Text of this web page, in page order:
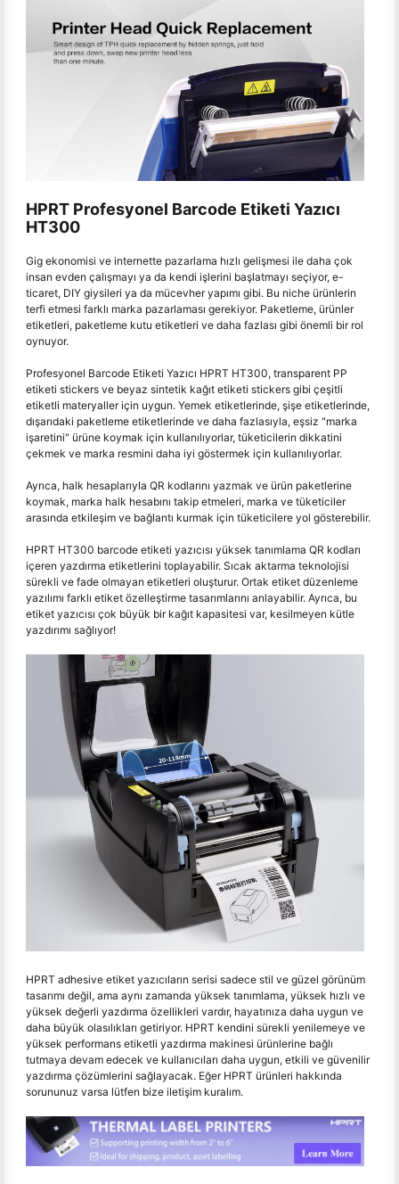
HPRT Profesyonel Barcode Etiketi Yazıcı
HT300
Gig ekonomisi ve internette pazarlama hızlı gelişmesi ile daha çok
insan evden çalışmayı ya da kendi işlerini başlatmayı seçiyor, e-
ticaret, DIY giysileri ya da mücevher yapımı gibi. Bu niche ürünlerin
terfi etmesi farklı marka pazarlaması gerekiyor. Paketleme, ürünler
etiketleri, paketleme kutu etiketleri ve daha fazlası gibi önemli bir rol
oynuyor.
Profesyonel Barcode Etiketi Yazıcı HPRT HT300, transparent PP
etiketi stickers ve beyaz sintetik kağıt etiketi stickers gibi çeşitli
etiketli materyaller için uygun. Yemek etiketlerinde, şişe etiketlerinde,
dışarıdaki paketleme etiketlerinde ve daha fazlasıyla, eşsiz "marka
işaretini" ürüne koymak için kullanılıyorlar, tüketicilerin dikkatini
çekmek ve marka resmini daha iyi göstermek için kullanılıyorlar.
Ayrıca, halk hesaplarıyla QR kodlarını yazmak ve ürün paketlerine
koymak, marka halk hesabını takip etmeleri, marka ve tüketiciler
arasında etkileşim ve bağlantı kurmak için tüketicilere yol gösterebilir.
HPRT HT300 barcode etiketi yazıcısı yüksek tanımlama QR kodları
içeren yazdırma etiketlerini toplayabilir. Sıcak aktarma teknolojisi
sürekli ve fade olmayan etiketleri oluşturur. Ortak etiket düzenleme
yazılımı farklı etiket özelleştirme tasarımlarını anlayabilir. Ayrıca, bu
etiket yazıcısı çok büyük bir kağıt kapasitesi var, kesilmeyen kütle
yazdırımı sağlıyor!
HPRT adhesive etiket yazıcıların serisi sadece stil ve güzel görünüm
tasarımı değil, ama aynı zamanda yüksek tanımlama, yüksek hızlı ve
yüksek değerli yazdırma özellikleri vardır, hayatınıza daha uygun ve
daha büyük olasılıkları getiriyor. HPRT kendini sürekli yenilemeye ve
yüksek performans etiketli yazdırma makinesi ürünlerine bağlı
tutmaya devam edecek ve kullanıcıları daha uygun, etkili ve güvenilir
yazdırma çözümlerini sağlayacak. Eğer HPRT ürünleri hakkında
sorununuz varsa lütfen bize iletişim kuralım.